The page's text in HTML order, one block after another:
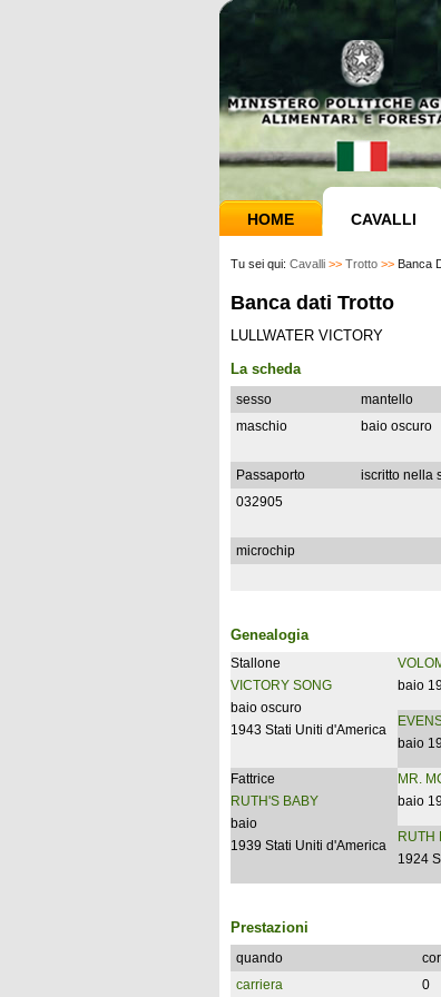
HOME CAVALLI
Tu sei qui: Cavalli >> Trotto >> Banca
Banca dati Trotto
LULLWATER VICTORY
La scheda
sesso mantello
maschio
baio oscuro
Passaporto iscritto nella
032905
microchip
Genealogia
Stallone
VICTORY SONG
baio oscuro
1943 Stati Uniti d'America
baio
baio
Fattrice
RUTH'S BABY
baio
1939 Stati Uniti d'America
MR.
baio
RUTH
1924
Prestazioni
quando
carriera
0